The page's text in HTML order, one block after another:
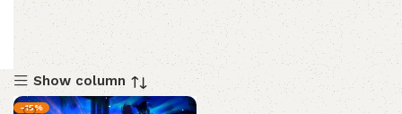
Show column
-15%